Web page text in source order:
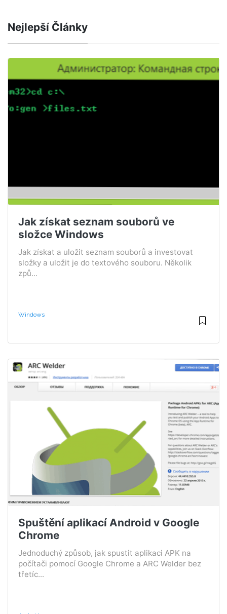
Nejlepší Články
Jak získat seznam souborů ve
složce Windows
Jak získat a uložit seznam souborů a investovat
složky a uložit je do textového souboru. Několik
způ...
Windows
Spuštění aplikací Android v Google
Chrome
Jednoduchý způsob, jak spustit aplikaci APK na
počítači pomocí Google Chrome a ARC Welder bez
třetíc...